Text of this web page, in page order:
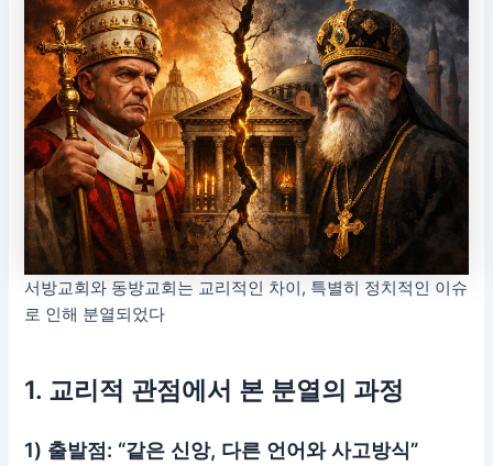
서방교회와 동방교회는 교리적인 차이, 특별히 정치적인 이슈
로 인해 분열되었다
1. 교리적 관점에서 본 분열의 과정
1) 출발점: “같은 신앙, 다른 언어와 사고방식”